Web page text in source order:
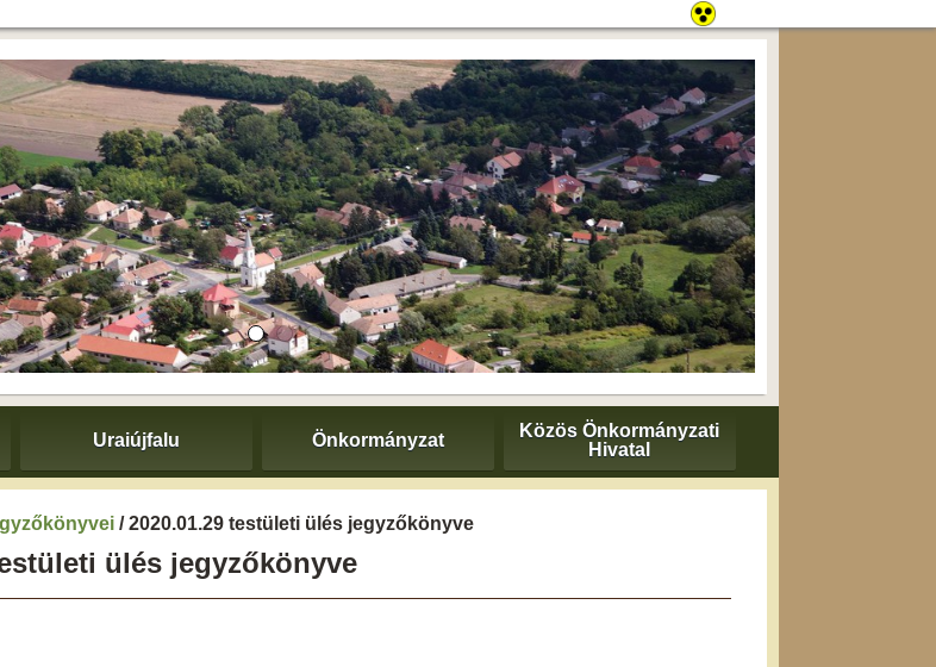
Uraiújfalu Önkormányzat
Közös Önkormányzati
Hivatal
/ 2020.01.29 testületi ülés jegyzőkönyve
ülés jegyzőkönyve